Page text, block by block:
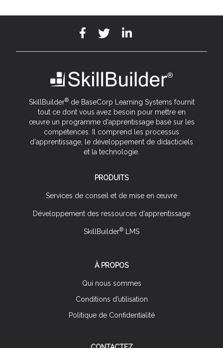
SkillBuilder®de BaseCorp Learning Systems fournit
tout ce dont vous avez besoin pour mettre en
œuvre un programme d'apprentissage basé sur les
compétences. Il comprend les processus
d'apprentissage, le développement de didacticiels
et la technologie.
PRODUITS
Services de conseil et de mise en œuvre
Développement des ressources d'apprentissage
SkillBuilder® LMS
À PROPOS
Qui nous sommes
Conditions d’utilisation
Politique de Confidentialité